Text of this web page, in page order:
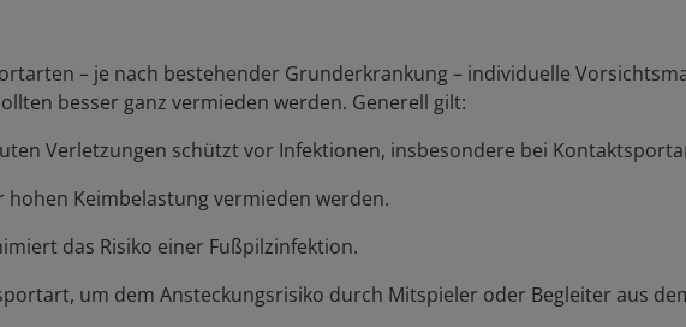
– je nach bestehender Grunderkrankung – individuelle
besser ganz vermieden werden. Generell gilt:
Verletzungen schützt vor Infektionen, insbesondere bei
Keimbelastung vermieden werden.
das Risiko einer Fußpilzinfektion.
um dem Ansteckungsrisiko durch Mitspieler oder Begleiter aus